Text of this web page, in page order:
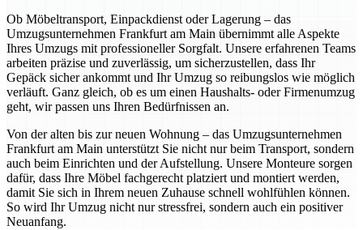
Ob Möbeltransport, Einpackdienst oder Lagerung – das
Umzugsunternehmen Frankfurt am Main übernimmt alle Aspekte
Ihres Umzugs mit professioneller Sorgfalt. Unsere erfahrenen Teams
arbeiten präzise und zuverlässig, um sicherzustellen, dass Ihr
Gepäck sicher ankommt und Ihr Umzug so reibungslos wie möglich
verläuft. Ganz gleich, ob es um einen Haushalts- oder Firmenumzug
geht, wir passen uns Ihren Bedürfnissen an.
Von der alten bis zur neuen Wohnung – das Umzugsunternehmen
Frankfurt am Main unterstützt Sie nicht nur beim Transport, sondern
auch beim Einrichten und der Aufstellung. Unsere Monteure sorgen
dafür, dass Ihre Möbel fachgerecht platziert und montiert werden,
damit Sie sich in Ihrem neuen Zuhause schnell wohlfühlen können.
So wird Ihr Umzug nicht nur stressfrei, sondern auch ein positiver
Neuanfang.